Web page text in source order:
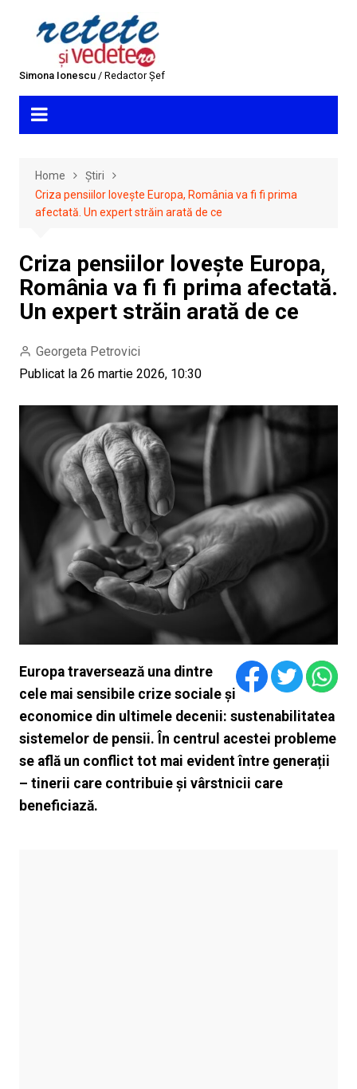
Simona Ionescu/ Redactor Șef
Home
Știri
Criza pensiilor lovește Europa, România va fi fi prima
afectată. Un expert străin arată de ce
Criza pensiilor lovește Europa,
România va fi fi prima afectată.
Un expert străin arată de ce
Georgeta Petrovici
Publicat la 26 martie 2026, 10:30
Europa traversează una dintre
cele mai sensibile crize sociale și
economice din ultimele decenii: sustenabilitatea
sistemelor de pensii. În centrul acestei probleme
se află un conflict tot mai evident între generații
– tinerii care contribuie și vârstnicii care
beneficiază.